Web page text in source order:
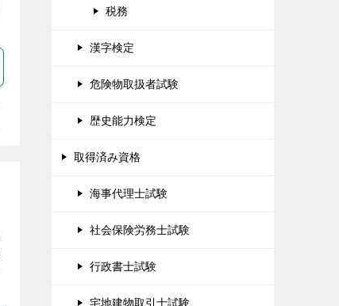
税務
漢字検定
危険物取扱者試験
歴史能力検定
取得済み資格
海事代理士試験
社会保険労務士試験
行政書士試験
宅地建物取引士試験